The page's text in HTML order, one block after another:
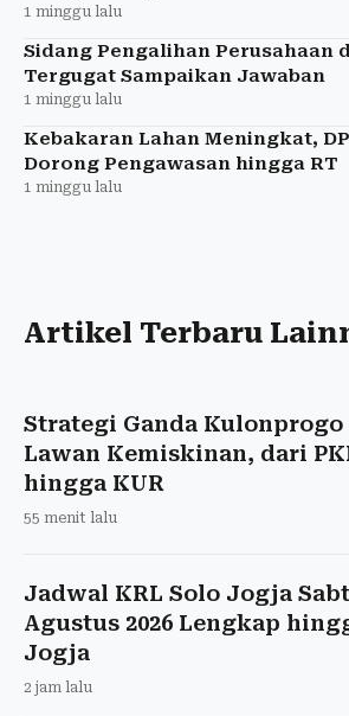
1 minggu lalu
Sidang Pengalihan Perusahaan
Tergugat Sampaikan Jawaban
1 minggu lalu
Kebakaran Lahan Meningkat,
Dorong Pengawasan hingga RT
1 minggu lalu
Artikel Terbaru
Strategi Ganda Kulonprogo
Lawan Kemiskinan, dari
hingga KUR
55 menit lalu
Jadwal KRL Solo Jogja
Agustus 2026 Lengkap
Jogja
2 jam lalu